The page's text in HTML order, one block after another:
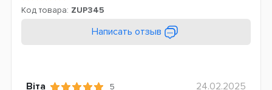
Код товара: ZUP345
Написать отзыв
Віта 5
24.02.2025